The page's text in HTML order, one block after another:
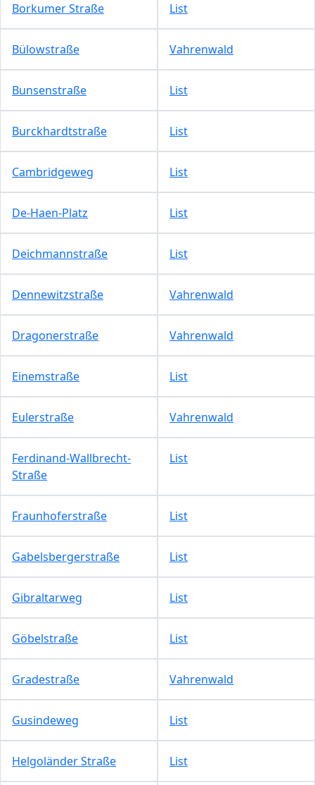
Borkumer Straße List
Bülowstraße Vahrenwald
Bunsenstraße List
Burckhardtstraße List
Cambridgeweg List
De-Haen-Platz List
Deichmannstraße List
Dennewitzstraße Vahrenwald
Dragonerstraße Vahrenwald
Einemstraße List
Eulerstraße Vahrenwald
Ferdinand-Wallbrecht-
Straße
List
Fraunhoferstraße List
Gabelsbergerstraße List
Gibraltarweg List
Göbelstraße List
Gradestraße Vahrenwald
Gusindeweg List
Helgoländer Straße List